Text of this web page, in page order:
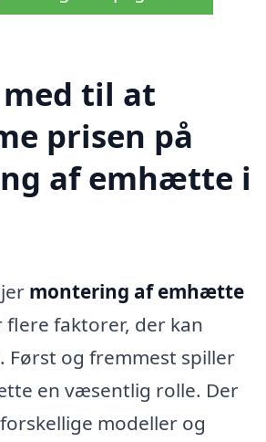
til at
prisen på
af emhætte i
montering af emhætte
flere faktorer, der kan
Først og fremmest spiller
en væsentlig rolle. Der
modeller og